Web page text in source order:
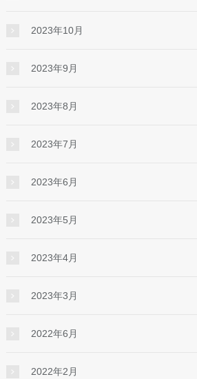
2023年10月
2023年9月
2023年8月
2023年7月
2023年6月
2023年5月
2023年4月
2023年3月
2022年6月
2022年2月